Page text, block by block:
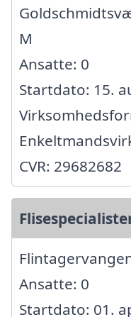
M
Ansatte: 0
Startdato: 15.
CVR: 29682682
Ansatte: 0
Startdato: 01.